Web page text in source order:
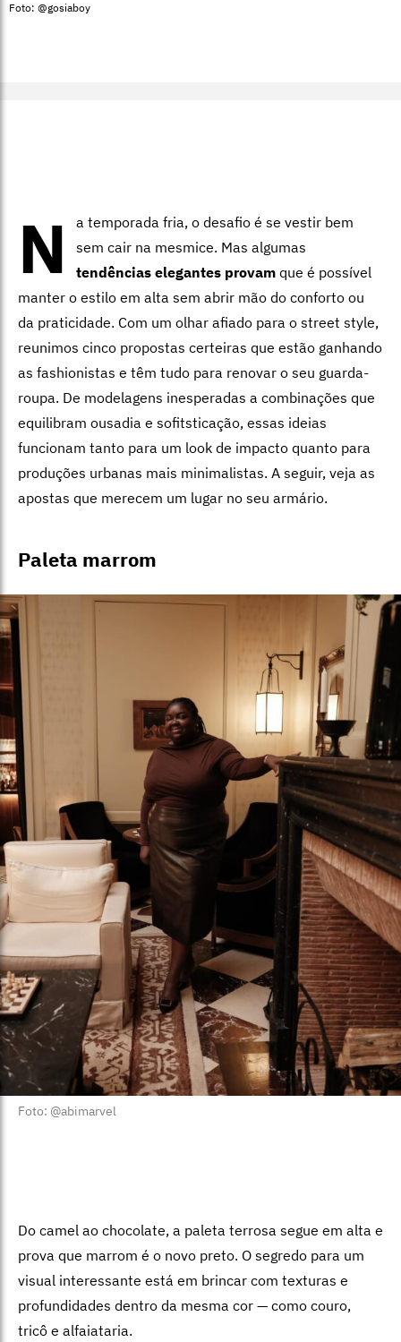
Foto: @gosiaboy
N
a temporada fria, o desafio é se vestir bem
sem cair na mesmice. Mas algumas
tendências elegantes provam que é possível
manter o estilo em alta sem abrir mão do conforto ou
da praticidade. Com um olhar afiado para o street style,
reunimos cinco propostas certeiras que estão ganhando
as fashionistas e têm tudo para renovar o seu guarda-
roupa. De modelagens inesperadas a combinações que
equilibram ousadia e sofitsticação, essas ideias
funcionam tanto para um look de impacto quanto para
produções urbanas mais minimalistas. A seguir, veja as
apostas que merecem um lugar no seu armário.
Paleta marrom
Foto: @abimarvel
Do camel ao chocolate, a paleta terrosa segue em alta e
prova que marrom é o novo preto. O segredo para um
visual interessante está em brincar com texturas e
profundidades dentro da mesma cor — como couro,
tricô e alfaiataria.